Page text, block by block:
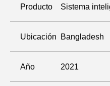
Producto Sistema
Ubicación Bangladesh
Año 2021